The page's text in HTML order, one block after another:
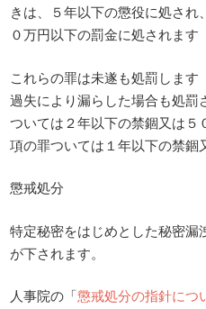
きは、５年以下の懲役に処され
０万円以下の罰金に処されます
これらの罪は未遂も処罰します
過失により漏らした場合も処罰
ついては２年以下の禁錮又は５
項の罪ついては１年以下の禁錮
懲戒処分
特定秘密をはじめとした秘密漏
が下されます。
人事院の「懲戒処分の指針につ